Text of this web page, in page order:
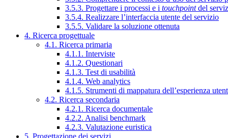
3.5.3. Progettare i processi e i touchpointdel
3.5.4. Realizzare l’interfaccia utente del servizio
3.5.5. Validare la soluzione ottenuta
4. Ricerca progettuale
4.1. Ricerca primaria
4.1.1. Interviste
4.1.2. Questionari
4.1.3. Test di usabilità
4.1.4. Web analytics
4.1.5. Strumenti di mappatura dell’esperienza
4.2. Ricerca secondaria
4.2.1. Ricerca documentale
4.2.2. Analisi benchmark
4.2.3. Valutazione euristica
5. Progettazione dei servizi